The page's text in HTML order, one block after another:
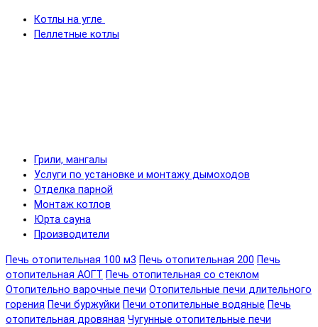
Котлы на угле
Пеллетные котлы
Грили, мангалы
Услуги по установке и монтажу дымоходов
Отделка парной
Монтаж котлов
Юрта сауна
Производители
Печь отопительная 100 м3 Печь отопительная 200 Печь
отопительная АОГТ Печь отопительная со стеклом
Отопительно варочные печи Отопительные печи длительного
горения Печи буржуйки Печи отопительные водяные Печь
отопительная дровяная Чугунные отопительные печи